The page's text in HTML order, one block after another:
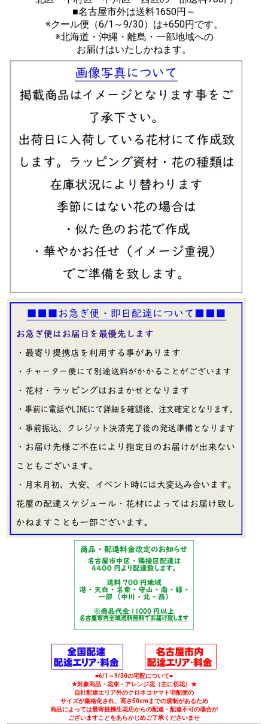
■名古屋市外は送料1650円～
※クール便（6/1～9/30）は+650円です。
※北海道・沖縄・離島・一部地域への
お届けはいたしかねます。
■6/1～9/30の宅配について■
★対象商品・花束・アレンジ花（主に切花）★
自社配達エリア外のクロネコヤマト宅配便の
サイズが厳格化され、高さ50cmまでの規制があるため
商品によっては最寄提携生花店からの配達・配達不可の場合が
ございますことをあらかじめご了承くださいませ